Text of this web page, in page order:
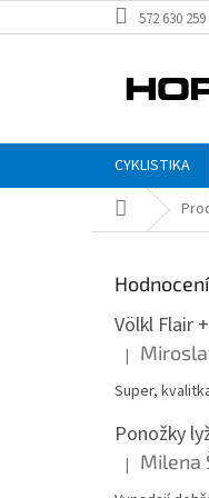
na
572 630 259
CYKLISTIKA
Domů
Hodnocení
Völkl Flair
Hodnocení
|
Super,
Hodnocení
| Milena